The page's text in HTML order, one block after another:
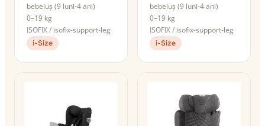
bebeluș (9 luni-4 ani)
0–19 kg
ISOFIX / isofix-support-leg
i-Size
bebeluș (9 luni-4 ani)
0–19 kg
ISOFIX / isofix-support-leg
i-Size